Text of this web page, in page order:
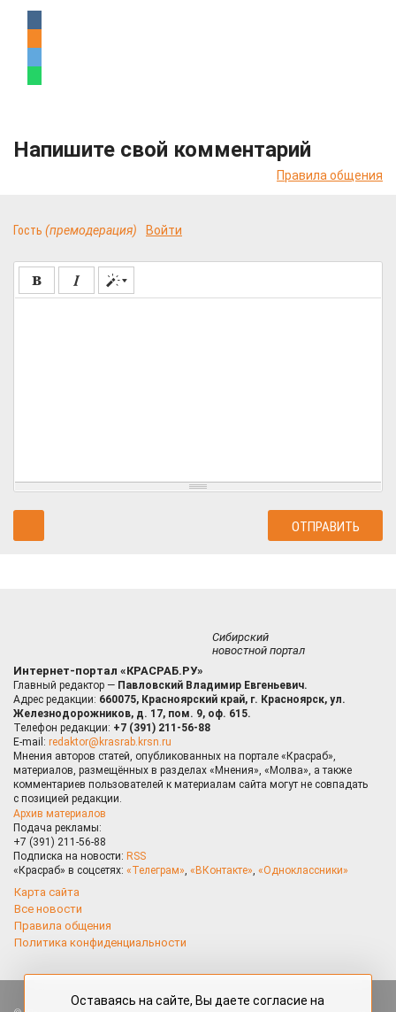
Напишите свой комментарий
Правила общения
Гость (премодерация) Войти
Сибирский
новостной портал
Интернет-портал «КРАСРАБ.РУ»
Главный редактор — Павловский Владимир Евгеньевич.
Адрес редакции: 660075, Красноярский край, г. Красноярск, ул.
Железнодорожников, д. 17, пом. 9, оф. 615.
Телефон редакции: +7 (391) 211-56-88
E-mail: redaktor@krasrab.krsn.ru
Мнения авторов статей, опубликованных на портале «Красраб»,
материалов, размещённых в разделах «Мнения», «Молва», а также
комментариев пользователей к материалам сайта могут не совпадать
с позицией редакции.
Архив материалов
Подача рекламы:
+7 (391) 211-56-88
Подписка на новости: RSS
«Красраб» в соцсетях: «Телеграм», «ВКонтакте», «Одноклассники»
Карта сайта
Все новости
Правила общения
Политика конфиденциальности
Оставаясь на сайте, Вы даете согласие на